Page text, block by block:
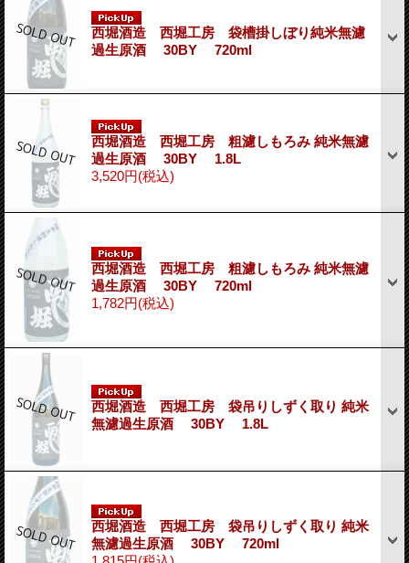
西堀酒造 西堀工房 袋槽掛しぼり純米無濾
過生原酒 30BY 720ml
西堀酒造 西堀工房 粗濾しもろみ 純米無濾
過生原酒 30BY 1.8L
3,520円(税込)
西堀酒造 西堀工房 粗濾しもろみ 純米無濾
過生原酒 30BY 720ml
1,782円(税込)
西堀酒造 西堀工房 袋吊りしずく取り 純米
無濾過生原酒 30BY 1.8L
西堀酒造 西堀工房 袋吊りしずく取り 純米
無濾過生原酒 30BY 720ml